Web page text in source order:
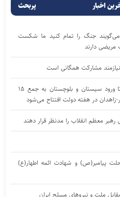
اخبار پربحث
جنگ را تمام کنید ما شکست
مریضی دارند
مشارکت همگانی است
از جهش ۶۰ درصدی صادرات تا ورود سیستان و بلوچستان به جمع ۱۵
زاهدان در هفته دولت افتتاح می‌شود
معظم انقلاب را مدنظر قرار دهند
پیامبر(ص) و شهادت ائمه اطهار(ع)
ملت و نیرو‌های مسلح ایران